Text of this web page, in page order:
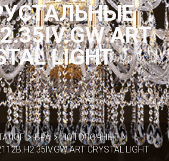
ART
LIGHT
БРА
ПОТОЛОЧНЫЕ
ART CRYSTAL LIGHT